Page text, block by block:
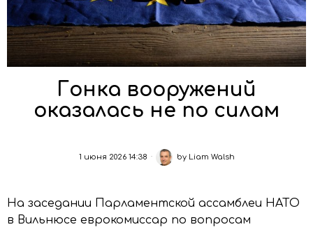
Гонка вооружений
оказалась не по силам
1 июня 2026 14:38 by Liam Walsh
На заседании Парламентской ассамблеи НАТО
в Вильнюсе еврокомиссар по вопросам